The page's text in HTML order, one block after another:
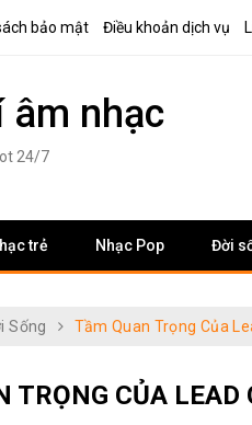
bảo mật Điều khoản dịch vụ
âm nhạc
24/7
trẻ Nhạc Pop Đời
Sống Tầm Quan Trọng Của
TRỌNG CỦA